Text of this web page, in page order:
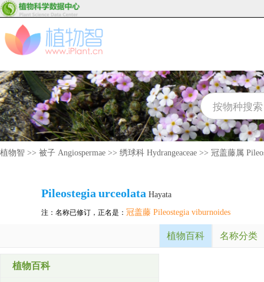
植物智 >> 被子 Angiospermae >> 绣球科 Hydrangeaceae >> 冠盖藤属
Pileostegia urceolata Hayata
注：名称已修订，正名是： 冠盖藤 Pileostegia viburnoides
植物百科 名称分类
植物百科